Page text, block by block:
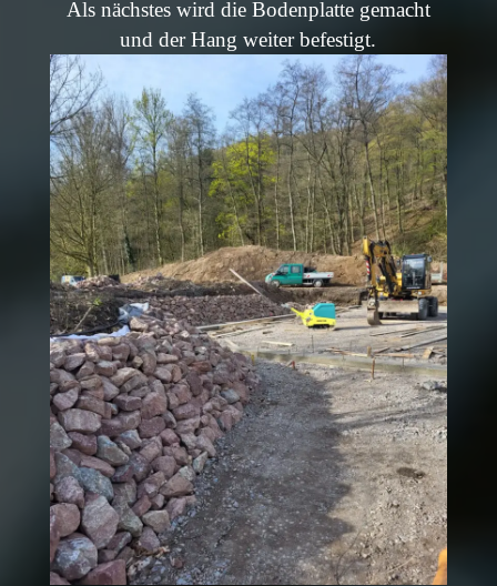
Als nächstes wird die Bodenplatte gemacht
und der Hang weiter befestigt.